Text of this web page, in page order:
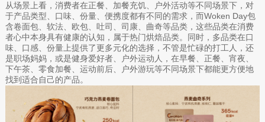
从场景上看，消费者在正餐、加餐充饥、户外活动等不同场景下，对
于产品类型、口味、份量、便携度都有不同的需求，而Woken Day包
含卷面包、软法、欧包、吐司、司康、曲奇等品类，这些品类在消费
者心中本身具有健康的认知，属于热门烘焙品类。同时，多品类在口
味、口感、份量上提供了更多元化的选择，不管是忙碌的打工人，还
是职场妈妈，或是健身爱好者、户外运动人，在早餐、正餐、宵夜、
下午茶、零食加餐、运动前后、户外游玩等不同场景下都能更方便地
找到适合自己的产品。